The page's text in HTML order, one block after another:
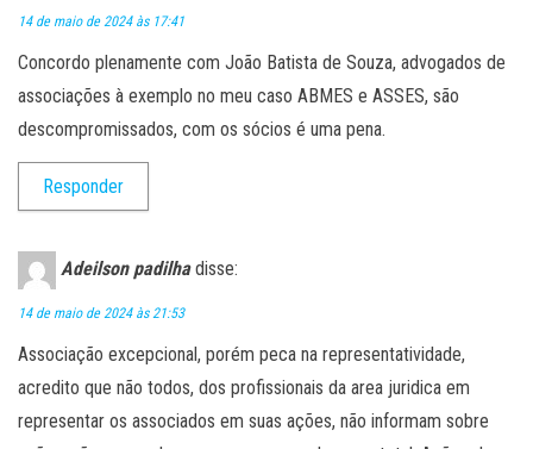
14 de maio de 2024 às 17:41
Concordo plenamente com João Batista de Souza, advogados de
associações à exemplo no meu caso ABMES e ASSES, são
descompromissados, com os sócios é uma pena.
Responder
Adeilson padilha disse:
14 de maio de 2024 às 21:53
Associação excepcional, porém peca na representatividade,
acredito que não todos, dos profissionais da area juridica em
representar os associados em suas ações, não informam sobre